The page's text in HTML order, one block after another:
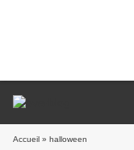
Accueil » halloween